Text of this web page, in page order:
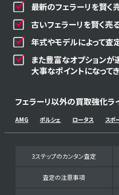
最新のフェラーリを賢く
古いフェラーリを賢く売
年式やモデルによって査
また豊富なオプションが
大事なポイントになってき
フェラーリ以外の買取強化ラ
AMG ポルシェ ロータス スポ
3ステップのカンタン査定
査定の注意事項